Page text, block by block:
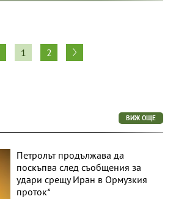
1 2
ВИЖ ОЩЕ
Петролът продължава да
поскъпва след съобщения за
удари срещу Иран в Ормузкия
проток*